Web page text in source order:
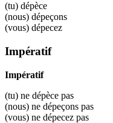
(tu) dépèce
(nous) dépeçons
(vous) dépecez
Impératif
Impératif
(tu) ne dépèce pas
(nous) ne dépeçons pas
(vous) ne dépecez pas